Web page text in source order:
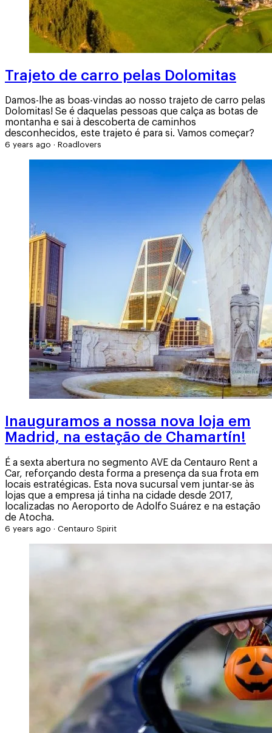
Trajeto de carro pelas Dolomitas
Damos-lhe as boas-vindas ao nosso trajeto de carro pelas
Dolomitas! Se é daquelas pessoas que calça as botas de
montanha e sai à descoberta de caminhos
desconhecidos, este trajeto é para si. Vamos começar?
6 years ago · Roadlovers
Inauguramos a nossa nova loja em
Madrid, na estação de Chamartín!
É a sexta abertura no segmento AVE da Centauro Rent a
Car, reforçando desta forma a presença da sua frota em
locais estratégicas. Esta nova sucursal vem juntar-se às
lojas que a empresa já tinha na cidade desde 2017,
localizadas no Aeroporto de Adolfo Suárez e na estação
de Atocha.
6 years ago · Centauro Spirit